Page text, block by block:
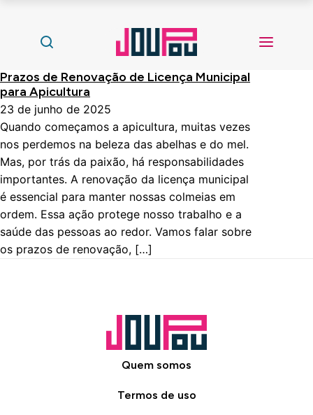
Prazos de Renovação de Licença Municipal
para Apicultura
23 de junho de 2025
Quando começamos a apicultura, muitas vezes
nos perdemos na beleza das abelhas e do mel.
Mas, por trás da paixão, há responsabilidades
importantes. A renovação da licença municipal
é essencial para manter nossas colmeias em
ordem. Essa ação protege nosso trabalho e a
saúde das pessoas ao redor. Vamos falar sobre
os prazos de renovação, […]
Quem somos
Termos de uso